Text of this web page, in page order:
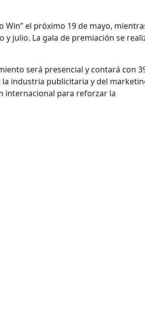
Win” el próximo 19 de mayo,
julio. La gala de premiación se
será presencial y contará con
industria publicitaria y del
internacional para reforzar la